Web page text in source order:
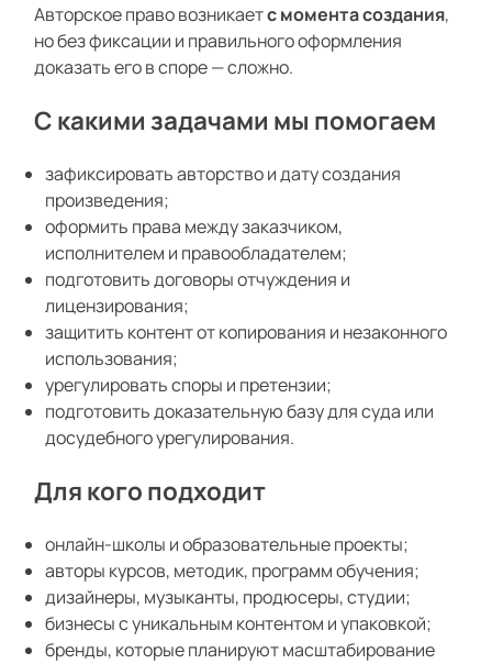
Авторское право возникаетс момента создания,
но без фиксации и правильного оформления
доказать его в споре — сложно.
С какими задачами мы помогаем
зафиксировать авторство и дату создания
произведения;
оформить права между заказчиком,
исполнителем и правообладателем;
подготовить договоры отчуждения и
лицензирования;
защитить контент от копирования и незаконного
использования;
урегулировать споры и претензии;
подготовить доказательную базу для суда или
досудебного урегулирования.
Для кого подходит
онлайн-школы и образовательные проекты;
авторы курсов, методик, программ обучения;
дизайнеры, музыканты, продюсеры, студии;
бизнесы с уникальным контентом и упаковкой;
бренды, которые планируют масштабирование